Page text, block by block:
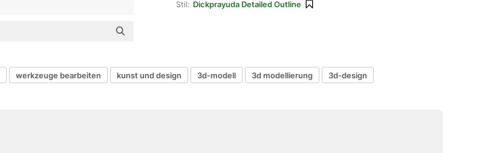
Stil: Dickprayuda Detailed Outline
werkzeuge bearbeiten kunst und design 3d-modell 3d modellierung 3d-design